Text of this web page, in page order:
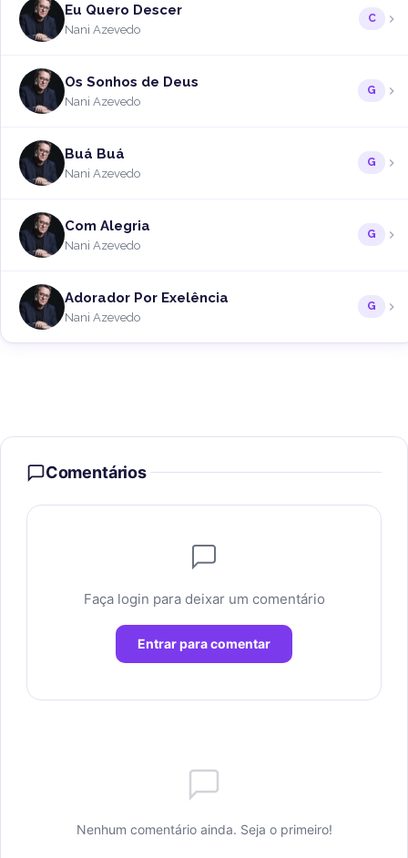
Eu Quero Descer
Nani Azevedo
C
Os Sonhos de Deus
Nani Azevedo
G
Buá Buá
Nani Azevedo
G
Com Alegria
Nani Azevedo
G
Adorador Por Exelência
Nani Azevedo
G
Comentários
Faça login para deixar um comentário
Entrar para comentar
Nenhum comentário ainda. Seja o primeiro!